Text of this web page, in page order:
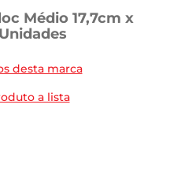
Médio 17,7cm x
desta marca
a lista